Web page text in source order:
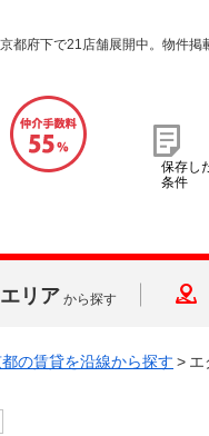
都府下で21店舗展開中。物件掲
保存し
条件
エリア から探す
の賃貸を沿線から探す > エ